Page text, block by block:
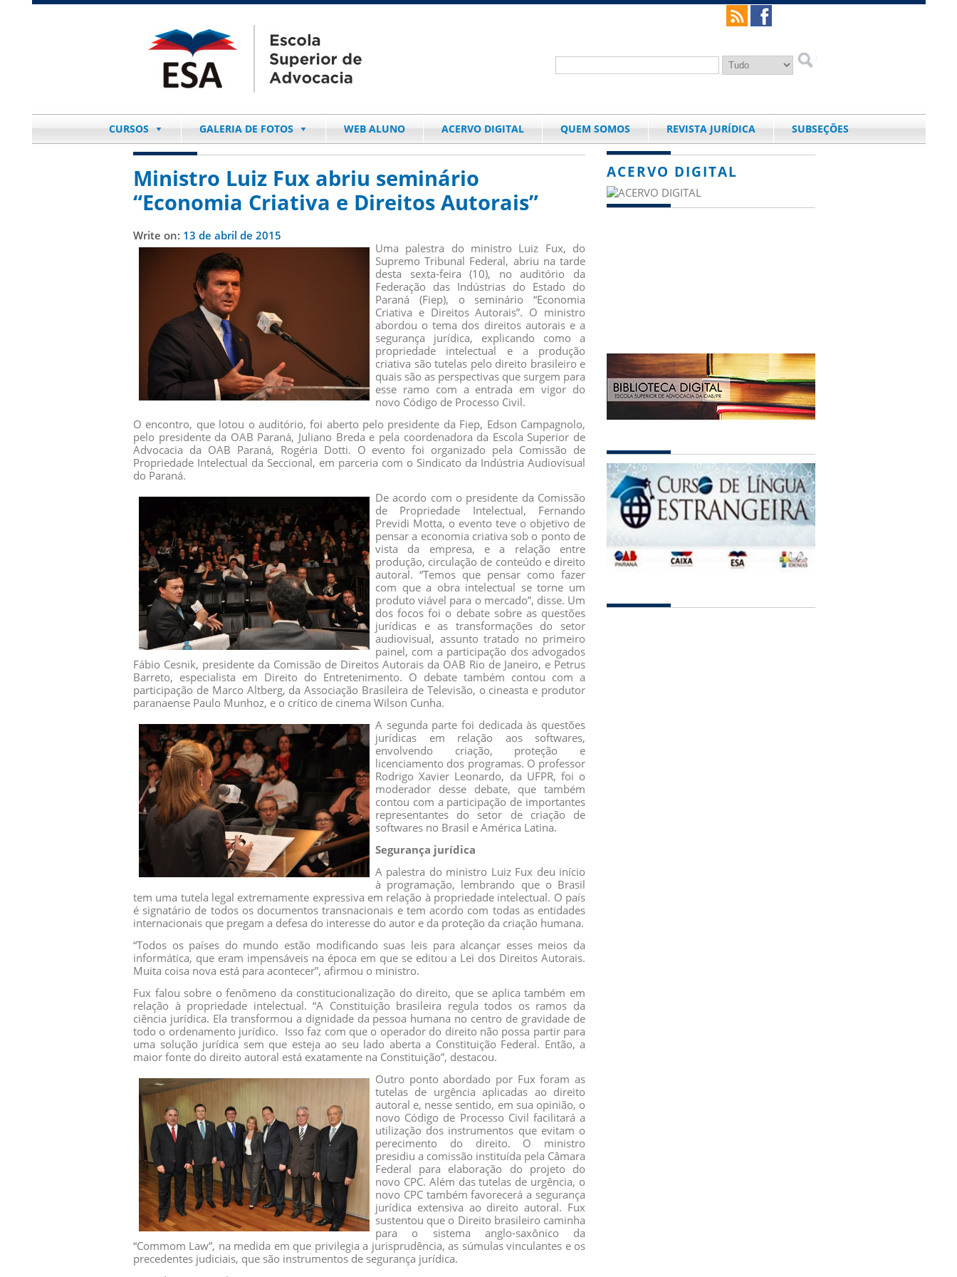
CURSOS GALERIA DE FOTOS WEB ALUNO ACERVO DIGITAL QUEM SOMOS REVISTA JURÍDICA SUBSEÇÕES
Ministro Luiz Fux abriu seminário
“Economia Criativa e Direitos Autorais”
Write on: 13 de abril de 2015
Uma palestra do ministro Luiz Fux, do
Supremo Tribunal Federal, abriu na tarde
desta sexta-feira (10), no auditório da
Federação das Indústrias do Estado do
Paraná (Fiep), o seminário “Economia
Criativa e Direitos Autorais”. O ministro
abordou o tema dos direitos autorais e a
segurança jurídica, explicando como a
propriedade intelectual e a produção
criativa são tutelas pelo direito brasileiro e
quais são as perspectivas que surgem para
esse ramo com a entrada em vigor do
novo Código de Processo Civil.
O encontro, que lotou o auditório, foi aberto pelo presidente da Fiep, Edson Campagnolo,
pelo presidente da OAB Paraná, Juliano Breda e pela coordenadora da Escola Superior de
Advocacia da OAB Paraná, Rogéria Dotti. O evento foi organizado pela Comissão de
Propriedade Intelectual da Seccional, em parceria com o Sindicato da Indústria Audiovisual
do Paraná.
De acordo com o presidente da Comissão
de Propriedade Intelectual, Fernando
Previdi Motta, o evento teve o objetivo de
pensar a economia criativa sob o ponto de
vista da empresa, e a relação entre
produção, circulação de conteúdo e direito
autoral. “Temos que pensar como fazer
com que a obra intelectual se torne um
produto viável para o mercado”, disse. Um
dos focos foi o debate sobre as questões
jurídicas e as transformações do setor
audiovisual, assunto tratado no primeiro
painel, com a participação dos advogados
Fábio Cesnik, presidente da Comissão de Direitos Autorais da OAB Rio de Janeiro, e Petrus
Barreto, especialista em Direito do Entretenimento. O debate também contou com a
participação de Marco Altberg, da Associação Brasileira de Televisão, o cineasta e produtor
paranaense Paulo Munhoz, e o crítico de cinema Wilson Cunha.
A segunda parte foi dedicada às questões
jurídicas em relação aos softwares,
envolvendo criação, proteção e
licenciamento dos programas. O professor
Rodrigo Xavier Leonardo, da UFPR, foi o
moderador desse debate, que também
contou com a participação de importantes
representantes do setor de criação de
softwares no Brasil e América Latina.
Segurança jurídica
A palestra do ministro Luiz Fux deu início
à programação, lembrando que o Brasil
tem uma tutela legal extremamente expressiva em relação à propriedade intelectual. O país
é signatário de todos os documentos transnacionais e tem acordo com todas as entidades
internacionais que pregam a defesa do interesse do autor e da proteção da criação humana.
“Todos os países do mundo estão modificando suas leis para alcançar esses meios da
informática, que eram impensáveis na época em que se editou a Lei dos Direitos Autorais.
Muita coisa nova está para acontecer”, afirmou o ministro.
Fux falou sobre o fenômeno da constitucionalização do direito, que se aplica também em
relação à propriedade intelectual. “A Constituição brasileira regula todos os ramos da
ciência jurídica. Ela transformou a dignidade da pessoa humana no centro de gravidade de
todo o ordenamento jurídico. Isso faz com que o operador do direito não possa partir para
uma solução jurídica sem que esteja ao seu lado aberta a Constituição Federal. Então, a
maior fonte do direito autoral está exatamente na Constituição”, destacou.
Outro ponto abordado por Fux foram as
tutelas de urgência aplicadas ao direito
autoral e, nesse sentido, em sua opinião, o
novo Código de Processo Civil facilitará a
utilização dos instrumentos que evitam o
perecimento do direito. O ministro
presidiu a comissão instituída pela Câmara
Federal para elaboração do projeto do
novo CPC. Além das tutelas de urgência, o
novo CPC também favorecerá a segurança
jurídica extensiva ao direito autoral. Fux
sustentou que o Direito brasileiro caminha
para o sistema anglo-saxônico da
“Commom Law”, na medida em que privilegia a jurisprudência, as súmulas vinculantes e os
precedentes judiciais, que são instrumentos de segurança jurídica.
ACERVO DIGITAL